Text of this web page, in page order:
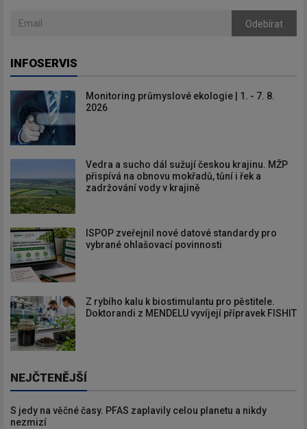
Odebírat
INFOSERVIS
Monitoring průmyslové ekologie | 1. - 7. 8.
2026
Vedra a sucho dál sužují českou krajinu. MŽP
přispívá na obnovu mokřadů, tůní i řek a
zadržování vody v krajině
ISPOP zveřejnil nové datové standardy pro
vybrané ohlašovací povinnosti
Z rybího kalu k biostimulantu pro pěstitele.
Doktorandi z MENDELU vyvíjejí přípravek FISHIT
NEJČTENĚJŠÍ
S jedy na věčné časy. PFAS zaplavily celou planetu a nikdy
nezmizí